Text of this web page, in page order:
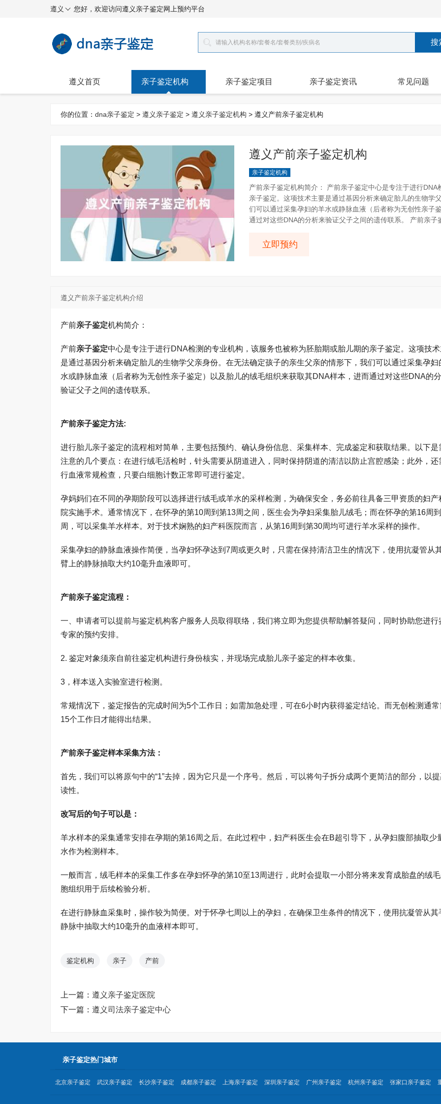
遵义 您好，欢迎访问遵义亲子鉴定网上预约平台
搜
遵义首页 亲子鉴定机构 亲子鉴定项目 亲子鉴定资讯 常见问题
你的位置： dna亲子鉴定 > 遵义亲子鉴定 > 遵义亲子鉴定机构 > 遵义产前亲子鉴定机构
遵义产前亲子鉴定机构
亲子鉴定机构
产前亲子鉴定机构简介： 产前亲子鉴定中心是专注于进行
亲子鉴定。这项技术主要是通过基因分析来确定胎儿的生物学
们可以通过采集孕妇的羊水或静脉血液（后者称为无创性亲子
通过对这些DNA的分析来验证父子之间的遗传联系。 产前亲子
立即预约
遵义产前亲子鉴定机构介绍
产前亲子鉴定机构简介：
产前亲子鉴定中心是专注于进行DNA检测的专业机构，该服务也被称为胚胎期或胎儿期的亲子鉴定。这项技
是通过基因分析来确定胎儿的生物学父亲身份。在无法确定孩子的亲生父亲的情形下，我们可以通过采集孕妇
水或静脉血液（后者称为无创性亲子鉴定）以及胎儿的绒毛组织来获取其DNA样本，进而通过对这些DNA的
验证父子之间的遗传联系。
产前亲子鉴定方法:
进行胎儿亲子鉴定的流程相对简单，主要包括预约、确认身份信息、采集样本、完成鉴定和获取结果。以下是
注意的几个要点：在进行绒毛活检时，针头需要从阴道进入，同时保持阴道的清洁以防止宫腔感染；此外，还
行血液常规检查，只要白细胞计数正常即可进行鉴定。
孕妈妈们在不同的孕期阶段可以选择进行绒毛或羊水的采样检测，为确保安全，务必前往具备三甲资质的妇产
院实施手术。通常情况下，在怀孕的第10周到第13周之间，医生会为孕妇采集胎儿绒毛；而在怀孕的第16周
周，可以采集羊水样本。对于技术娴熟的妇产科医院而言，从第16周到第30周均可进行羊水采样的操作。
采集孕妇的静脉血液操作简便，当孕妇怀孕达到7周或更久时，只需在保持清洁卫生的情况下，使用抗凝管从
臂上的静脉抽取大约10毫升血液即可。
产前亲子鉴定流程：
一、申请者可以提前与鉴定机构客户服务人员取得联络，我们将立即为您提供帮助解答疑问，同时协助您进行
专家的预约安排。
2. 鉴定对象须亲自前往鉴定机构进行身份核实，并现场完成胎儿亲子鉴定的样本收集。
3，样本送入实验室进行检测。
常规情况下，鉴定报告的完成时间为5个工作日；如需加急处理，可在6小时内获得鉴定结论。而无创检测通
15个工作日才能得出结果。
产前亲子鉴定样本采集方法：
首先，我们可以将原句中的“1”去掉，因为它只是一个序号。然后，可以将句子拆分成两个更简洁的部分，以
读性。
改写后的句子可以是：
羊水样本的采集通常安排在孕期的第16周之后。在此过程中，妇产科医生会在B超引导下，从孕妇腹部抽取少
水作为检测样本。
一般而言，绒毛样本的采集工作多在孕妇怀孕的第10至13周进行，此时会提取一小部分将来发育成胎盘的绒
胞组织用于后续检验分析。
在进行静脉血采集时，操作较为简便。对于怀孕七周以上的孕妇，在确保卫生条件的情况下，使用抗凝管从其
静脉中抽取大约10毫升的血液样本即可。
鉴定机构 亲子 产前
上一篇： 遵义亲子鉴定医院
下一篇： 遵义司法亲子鉴定中心
亲子鉴定热门城市
北京亲子鉴定 武汉亲子鉴定 长沙亲子鉴定 成都亲子鉴定 上海亲子鉴定 深圳亲子鉴定 广州亲子鉴定 杭州亲子鉴定 张家口亲子鉴定